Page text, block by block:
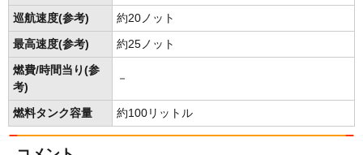
巡航速度(参考) 約20ノット
最高速度(参考) 約25ノット
燃費/時間当り(参
考)
－
燃料タンク容量 約100リットル